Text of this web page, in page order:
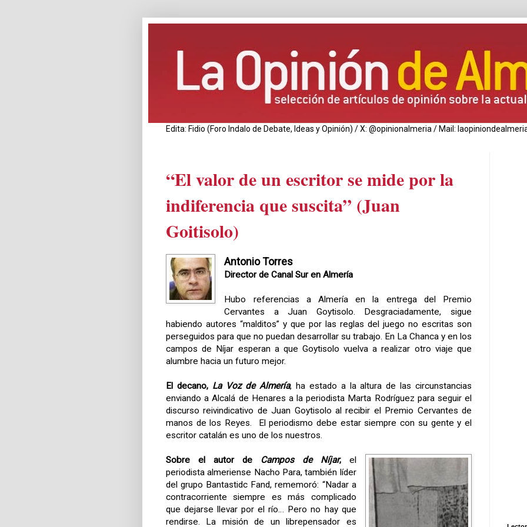
Edita: Fidio (Foro Indalo de Debate, Ideas y Opinión) / X: @opinionalmeria / Mail:
“El valor de un escritor se mide por la
indiferencia que suscita” (Juan
Goitisolo)
Antonio Torres
Director de Canal Sur en Almería
Hubo referencias a Almería en la entrega del Premio
Cervantes a Juan Goytisolo. Desgraciadamente, sigue
habiendo autores “malditos” y que por las reglas del juego no escritas son
perseguidos para que no puedan desarrollar su trabajo. En La Chanca y en los
campos de Níjar esperan a que Goytisolo vuelva a realizar otro viaje que
alumbre hacia un futuro mejor.
El decano, La Vozde Almería, ha estado a la altura de las circunstancias
enviando a Alcalá de Henares a la periodista Marta Rodríguez para seguir el
discurso reivindicativo de Juan Goytisolo al recibir el Premio Cervantes de
manos de los Reyes. El periodismo debe estar siempre con su gente y el
escritor catalán es uno de los nuestros.
Sobre el autor de Campos de Níjar,el
periodista almeriense Nacho Para, también líder
del grupo Bantastidc Fand, rememoró: “Nadar a
contracorriente siempre es más complicado
que dejarse llevar por el río… Pero no hay que
rendirse. La misión de un librepensador es